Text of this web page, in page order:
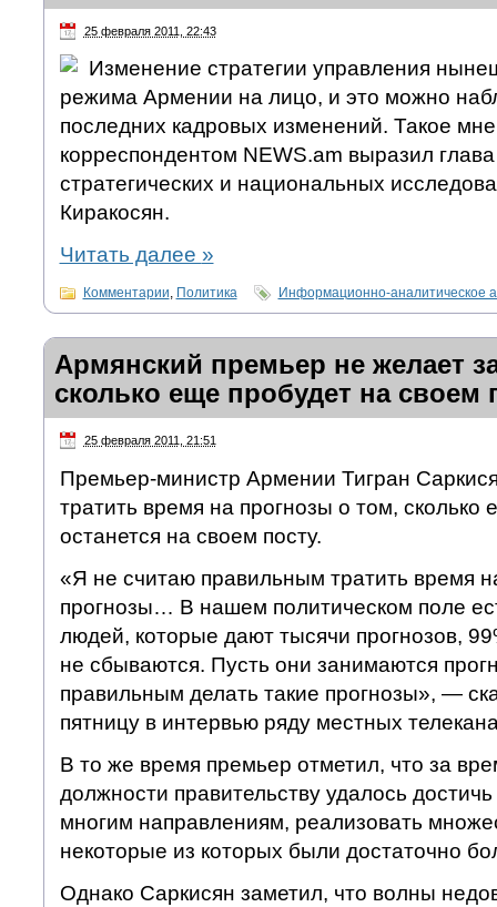
25 февраля 2011, 22:43
Изменение стратегии управления
режима Армении на лицо, и это можно
последних кадровых изменений. Такое
корреспондентом NEWS.am выразил
стратегических и национальных
Киракосян.
Читать далее »
Комментарии, Политика Информационно-аналитическое
Армянский премьер не желает
сколько еще пробудет на своем
25 февраля 2011, 21:51
Премьер-министр Армении Тигран
тратить время на прогнозы о том,
останется на своем посту.
«Я не считаю правильным тратить время
прогнозы… В нашем политическом поле
людей, которые дают тысячи прогнозов,
не сбываются. Пусть они занимаются
правильным делать такие прогнозы», —
пятницу в интервью ряду местных
В то же время премьер отметил, что за
должности правительству удалось
многим направлениям, реализовать
некоторые из которых были достаточно
Однако Саркисян заметил, что волны